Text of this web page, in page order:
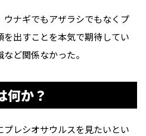
ナギでもアザラシでもなくプ
を出すことを本気で期待してい
ど関係なかった。
何か？
レシオサウルスを見たいとい